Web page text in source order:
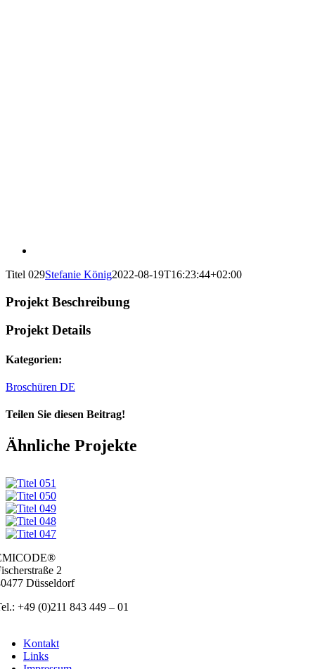
Titel 029Stefanie König2022-08-19T16:23:44+02:00
Projekt Beschreibung
Projekt Details
Kategorien:
Broschüren DE
Teilen Sie diesen Beitrag!
Facebook
LinkedIn
WhatsApp
E-
Mail
Ähnliche Projekte
2
Düs­sel­dorf
+49 (0)211 843 449 – 01
Kon­takt
Links